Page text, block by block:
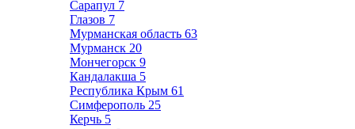
Сарапул 7
Глазов 7
Мурманская область 63
Мурманск 20
Мончегорск 9
Кандалакша 5
Республика Крым 61
Симферополь 25
Керчь 5